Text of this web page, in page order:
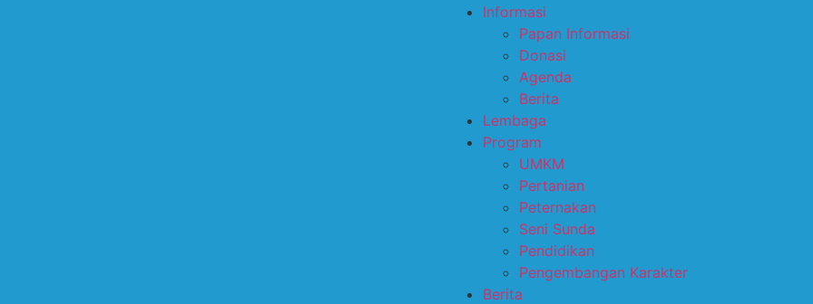
Informasi
Papan Informasi
Donasi
Agenda
Berita
Lembaga
Program
UMKM
Pertanian
Peternakan
Seni Sunda
Pendidikan
Pengembangan Karakter
Berita